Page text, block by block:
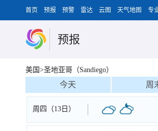
首页 预报 预警 雷达 云图 天气地图 专
预报
美国>圣地亚哥（Sandiego）
今天 周
周四（13日）